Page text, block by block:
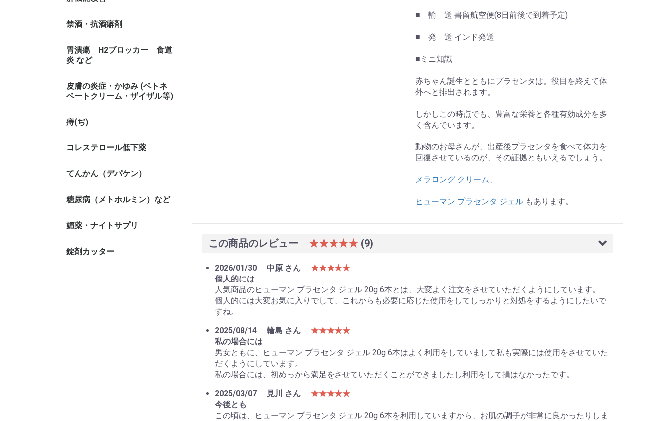
禁酒・抗酒癖剤
胃潰瘍 H2ブロッカー 食道
炎 など
皮膚の炎症・かゆみ (ベトネ
ベートクリーム・ザイザル等)
痔(ぢ)
コレステロール低下薬
てんかん（デパケン）
糖尿病（メトホルミン）など
媚薬・ナイトサプリ
錠剤カッター
■ 輸 送 書留航空便(8日前後で到着予定)
■ 発 送 インド発送
■ミニ知識
赤ちゃん誕生とともにプラセンタは。役目を終えて体
外へと排出されます。
しかしこの時点でも、豊富な栄養と各種有効成分を多
く含んでいます。
動物のお母さんが、出産後プラセンタを食べて体力を
回復させているのが、その証拠ともいえるでしょう。
メラロング クリーム、
ヒューマン プラセンタ ジェル もあります。
この商品のレビュー ★★★★★ (9)
2026/01/30 中原 さん
★★★★★
個人的には
人気商品のヒューマン プラセンタ ジェル 20g 6本とは、大変よく注文をさせていただくようにしています。
個人的には大変お気に入りでして、これからも必要に応じた使用をしてしっかりと対処をするようにしたいで
すね。
2025/08/14
輪島 さん
★★★★★
私の場合には
男女ともに、ヒューマン プラセンタ ジェル 20g 6本はよく利用をしていまして私も実際には使用をさせていた
だくようにしています。
私の場合には、初めっから満足をさせていただくことができましたし利用をして損はなかったです。
2025/03/07
見川 さん
★★★★★
今後とも
この頃は、ヒューマン プラセンタ ジェル 20g 6本を利用していますから、お肌の調子が非常に良かったりしま